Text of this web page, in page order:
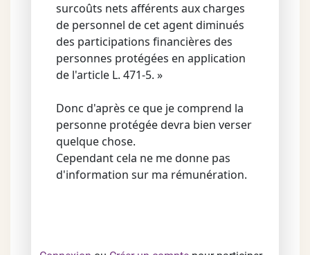
surcoûts nets afférents aux charges
de personnel de cet agent diminués
des participations financières des
personnes protégées en application
de l'article L. 471-5. »
Donc d'après ce que je comprend la
personne protégée devra bien verser
quelque chose.
Cependant cela ne me donne pas
d'information sur ma rémunération.